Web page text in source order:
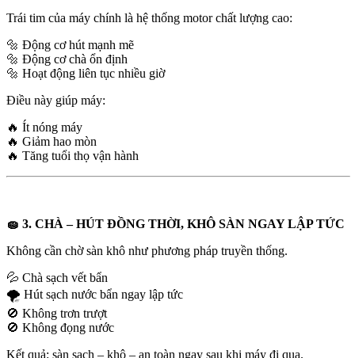
Trái tim của máy chính là hệ thống motor chất lượng cao:
🔩 Động cơ hút mạnh mẽ
🔩 Động cơ chà ổn định
🔩 Hoạt động liên tục nhiều giờ
Điều này giúp máy:
🔥 Ít nóng máy
🔥 Giảm hao mòn
🔥 Tăng tuổi thọ vận hành
🧽 3. CHÀ – HÚT ĐỒNG THỜI, KHÔ SÀN NGAY LẬP TỨC
Không cần chờ sàn khô như phương pháp truyền thống.
💦 Chà sạch vết bẩn
🌪️ Hút sạch nước bẩn ngay lập tức
🚫 Không trơn trượt
🚫 Không đọng nước
Kết quả: sàn sạch – khô – an toàn ngay sau khi máy đi qua.